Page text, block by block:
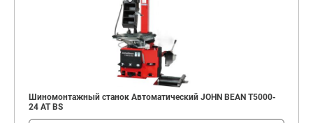
Шиномонтажный станок Автоматический JOHN BEAN T5000-
24 AT BS